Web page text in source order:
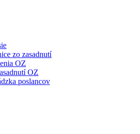
zo zasadnutí
OZ
OZ
poslancov